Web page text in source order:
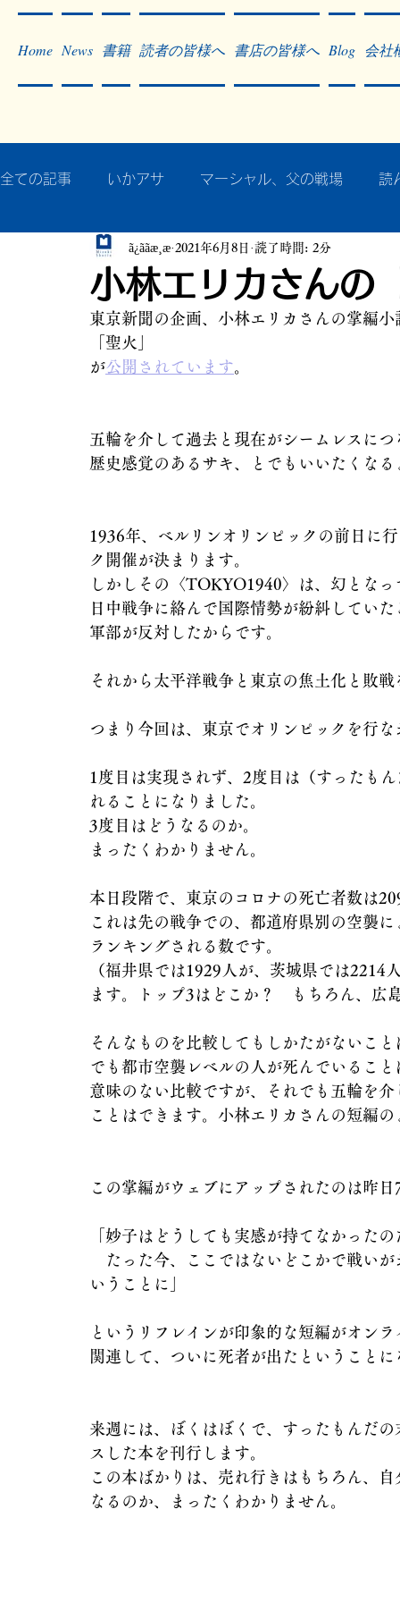
Home News 書籍 読者の皆様へ 書店の皆様へ Blog 会社
全ての記事 いかアサ マーシャル、父の戦場 読
秘蔵写真200枚でたどるアジア・太平洋戦争
作った本・作っている本 記事掲載・広告 病気
小林エリカさんの
ã¿ããæ¸æ 2021年6月8日 読了時間: 2分
東京新聞の企画、小林エリカさんの掌編小
「聖火」
が公開されています。
五輪を介して過去と現在がシームレスに
歴史感覚のあるサキ、とでもいいたくな
1936年、ベルリンオリンピックの前日に
ク開催が決まります。
しかしその〈TOKYO1940〉は、幻となっ
日中戦争に絡んで国際情勢が紛糾してい
軍部が反対したからです。
それから太平洋戦争と東京の焦土化と敗
つまり今回は、東京でオリンピックを行
1度目は実現されず、2度目は（すったも
れることになりました。
3度目はどうなるのか。
まったくわかりません。
本日段階で、東京のコロナの死亡者数は
これは先の戦争での、都道府県別の空襲
ランキングされる数です。
（福井県では1929人が、茨城県では2214
ます。トップ3はどこか？　もちろん、広
そんなものを比較してもしかたがないこ
でも都市空襲レベルの人が死んでいるこ
意味のない比較ですが、それでも五輪を
ことはできます。小林エリカさんの短編の
この掌編がウェブにアップされたのは昨日
「妙子はどうしても実感が持てなかったの
たった今、ここではないどこかで戦いが
いうことに」
というリフレインが印象的な短編がオン
関連して、ついに死者が出たということに
来週には、ぼくはぼくで、すったもんだ
スした本を刊行します。
この本ばかりは、売れ行きはもちろん、
なるのか、まったくわかりません。